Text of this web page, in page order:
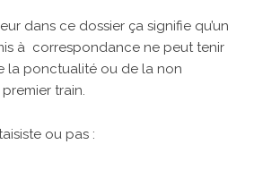
dans ce dossier ça signifie qu’un
à correspondance ne peut tenir
la ponctualité ou de la non
train.
ou pas :